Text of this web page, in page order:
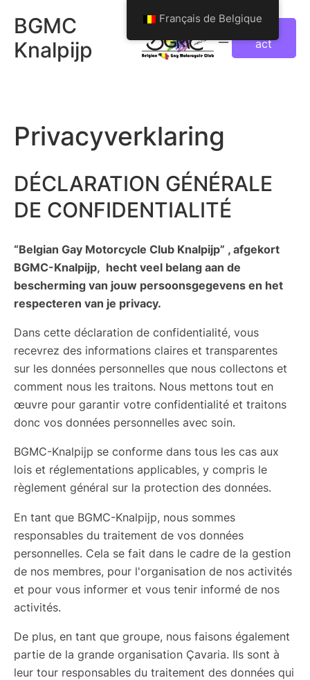
contenu
BGMC
Knalpijp
act
Privacyverklaring
DÉCLARATION GÉNÉRALE
DE CONFIDENTIALITÉ
“Belgian Gay Motorcycle Club Knalpijp” , afgekort
BGMC-Knalpijp, hecht veel belang aan de
bescherming van jouw persoonsgegevens en het
respecteren van je privacy.
Dans cette déclaration de confidentialité, vous
recevrez des informations claires et transparentes
sur les données personnelles que nous collectons et
comment nous les traitons. Nous mettons tout en
œuvre pour garantir votre confidentialité et traitons
donc vos données personnelles avec soin.
BGMC-Knalpijp se conforme dans tous les cas aux
lois et réglementations applicables, y compris le
règlement général sur la protection des données.
En tant que BGMC-Knalpijp, nous sommes
responsables du traitement de vos données
personnelles. Cela se fait dans le cadre de la gestion
de nos membres, pour l'organisation de nos activités
et pour vous informer et vous tenir informé de nos
activités.
De plus, en tant que groupe, nous faisons également
partie de la grande organisation Çavaria. Ils sont à
leur tour responsables du traitement des données qui
Français de Belgique